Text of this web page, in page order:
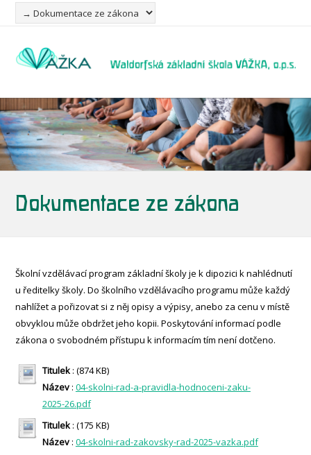
Dokumentace ze zákona
Školní vzdělávací program základní školy je k dipozici k nahlédnutí
u ředitelky školy. Do školního vzdělávacího programu může každý
nahlížet a pořizovat si z něj opisy a výpisy, anebo za cenu v místě
obvyklou může obdržet jeho kopii. Poskytování informací podle
zákona o svobodném přístupu k informacím tím není dotčeno.
Titulek: (874 KB)
Název: 04-skolni-rad-a-pravidla-hodnoceni-zaku-
2025-26.pdf
Titulek: (175 KB)
Název: 04-skolni-rad-zakovsky-rad-2025-vazka.pdf